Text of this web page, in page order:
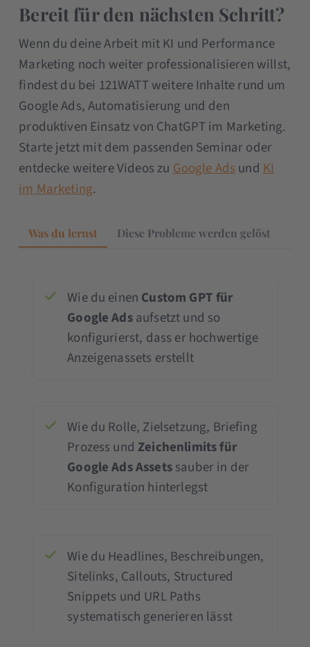
Bereit für den nächsten Schritt?
Wenn du deine Arbeit mit KI und Performance
Marketing noch weiter professionalisieren willst,
findest du bei 121WATT weitere Inhalte rund um
Google Ads, Automatisierung und den
produktiven Einsatz von ChatGPT im Marketing.
Starte jetzt mit dem passenden Seminar oder
entdecke weitere Videos zuGoogle Adsund KI
im Marketing.
Was du lernst Diese Probleme werden gelöst
Wie du einen Custom GPT für
Google Adsaufsetzt und so
konfigurierst, dass er hochwertige
Anzeigenassets erstellt
Wie du Rolle, Zielsetzung, Briefing
Prozess und Zeichenlimits für
Google Ads Assetssauber in der
Konfiguration hinterlegst
Wie du Headlines, Beschreibungen,
Sitelinks, Callouts, Structured
Snippets und URL Paths
systematisch generieren lässt